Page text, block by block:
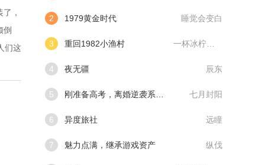
，
倒
们这
2 1979黄金时代 睡觉会变白
3 重回1982小渔村
4 夜无疆 辰东
5 七月封阳
6 异度旅社 远瞳
7 魅力点满，继承游戏资产 纵伐